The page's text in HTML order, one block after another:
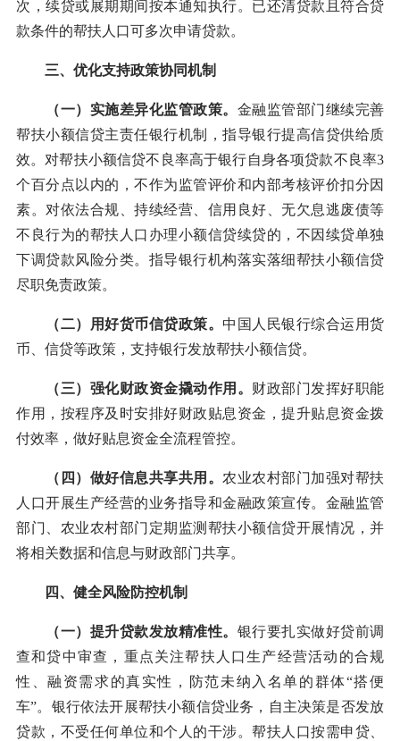
次，续贷或展期期间按本通知执行。已还清贷款且符合贷
款条件的帮扶人口可多次申请贷款。
三、优化支持政策协同机制
（一）实施差异化监管政策。 金融监管部门继续完善
帮扶小额信贷主责任银行机制，指导银行提高信贷供给质
效。对帮扶小额信贷不良率高于银行自身各项贷款不良率3
个百分点以内的，不作为监管评价和内部考核评价扣分因
素。对依法合规、持续经营、信用良好、无欠息逃废债等
不良行为的帮扶人口办理小额信贷续贷的，不因续贷单独
下调贷款风险分类。指导银行机构落实落细帮扶小额信贷
尽职免责政策。
（二）用好货币信贷政策。 中国人民银行综合运用货
币、信贷等政策，支持银行发放帮扶小额信贷。
（三）强化财政资金撬动作用。 财政部门发挥好职能
作用，按程序及时安排好财政贴息资金，提升贴息资金拨
付效率，做好贴息资金全流程管控。
（四）做好信息共享共用。 农业农村部门加强对帮扶
人口开展生产经营的业务指导和金融政策宣传。金融监管
部门、农业农村部门定期监测帮扶小额信贷开展情况，并
将相关数据和信息与财政部门共享。
四、健全风险防控机制
（一）提升贷款发放精准性。 银行要扎实做好贷前调
查和贷中审查，重点关注帮扶人口生产经营活动的合规
性、融资需求的真实性，防范未纳入名单的群体“搭便
车”。银行依法开展帮扶小额信贷业务，自主决策是否发放
贷款，不受任何单位和个人的干涉。帮扶人口按需申贷、